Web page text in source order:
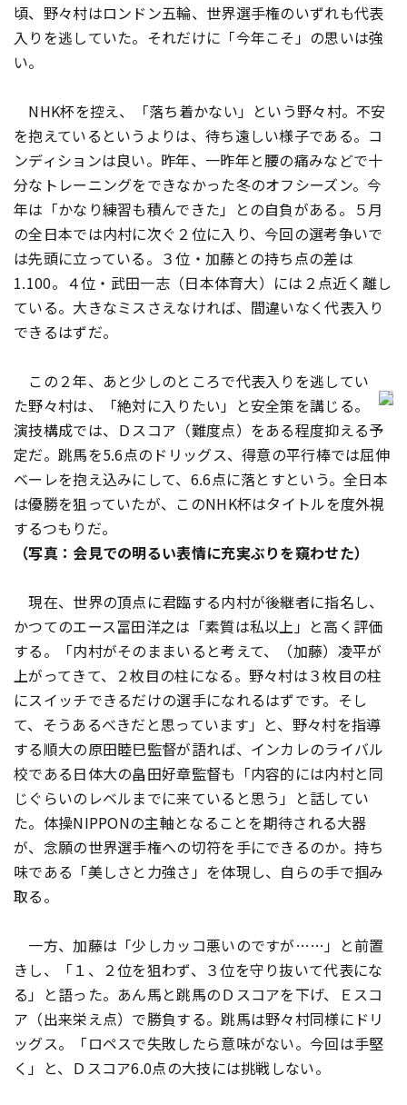
頃、野々村はロンドン五輪、世界選手権のいずれも代表
入りを逃していた。それだけに「今年こそ」の思いは強
い。
NHK杯を控え、「落ち着かない」という野々村。不安
を抱えているというよりは、待ち遠しい様子である。コ
ンディションは良い。昨年、一昨年と腰の痛みなどで十
分なトレーニングをできなかった冬のオフシーズン。今
年は「かなり練習も積んできた」との自負がある。５月
の全日本では内村に次ぐ２位に入り、今回の選考争いで
は先頭に立っている。３位・加藤との持ち点の差は
1.100。４位・武田一志（日本体育大）には２点近く離し
ている。大きなミスさえなければ、間違いなく代表入り
できるはずだ。
この２年、あと少しのところで代表入りを逃してい
た野々村は、「絶対に入りたい」と安全策を講じる。
演技構成では、Ｄスコア（難度点）をある程度抑える予
定だ。跳馬を5.6点のドリッグス、得意の平行棒では屈伸
ベーレを抱え込みにして、6.6点に落とすという。全日本
は優勝を狙っていたが、このNHK杯はタイトルを度外視
するつもりだ。
（写真：会見での明るい表情に充実ぶりを窺わせた）
現在、世界の頂点に君臨する内村が後継者に指名し、
かつてのエース冨田洋之は「素質は私以上」と高く評価
する。「内村がそのままいると考えて、（加藤）凌平が
上がってきて、２枚目の柱になる。野々村は３枚目の柱
にスイッチできるだけの選手になれるはずです。そし
て、そうあるべきだと思っています」と、野々村を指導
する順大の原田睦巳監督が語れば、インカレのライバル
校である日体大の畠田好章監督も「内容的には内村と同
じぐらいのレベルまでに来ていると思う」と話してい
た。体操NIPPONの主軸となることを期待される大器
が、念願の世界選手権への切符を手にできるのか。持ち
味である「美しさと力強さ」を体現し、自らの手で掴み
取る。
一方、加藤は「少しカッコ悪いのですが……」と前置
きし、「１、２位を狙わず、３位を守り抜いて代表にな
る」と語った。あん馬と跳馬のＤスコアを下げ、Ｅスコ
ア（出来栄え点）で勝負する。跳馬は野々村同様にドリ
ッグス。「ロペスで失敗したら意味がない。今回は手堅
く」と、Ｄスコア6.0点の大技には挑戦しない。